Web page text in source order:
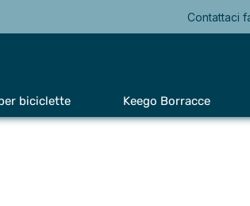
Contattaci
biciclette Keego Borracce